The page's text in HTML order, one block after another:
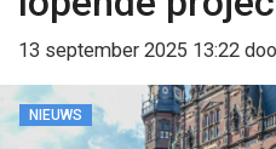
13 september 2025 13:22
NIEUWS